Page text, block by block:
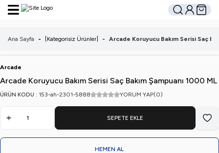
Hesabım
Sepetim
Ana Sayfa - [Kategorisiz Ürünler] - Arcade Koruyucu Bakım Serisi Saç
Arcade
Arcade Koruyucu Bakım Serisi Saç Bakım Şampuanı 1000 ML
ÜRÜN KODU : 153-ah-2301-5888 YORUM YAP(0)
SEPETE EKLE
HEMEN AL